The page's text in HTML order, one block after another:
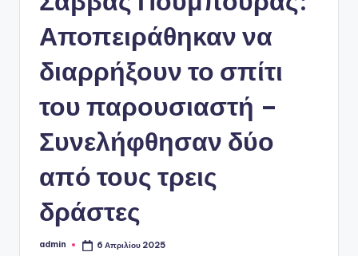
Αποπειράθηκαν να
διαρρήξουν το σπίτι
του παρουσιαστή –
Συνελήφθησαν δύο
από τους τρεις
δράστες
Συγγραφέας:
admin 6 Απριλίου 2025